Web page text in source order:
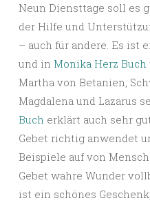
Neun Diensttage soll es
der Hilfe und
– auch für andere. Es ist
und in Monika Herz Buch
Martha von Betanien,
Magdalena und Lazarus
Buch erklärt auch sehr
Gebet richtig anwendet
Beispiele auf von
Gebet wahre Wunder
ist ein schönes